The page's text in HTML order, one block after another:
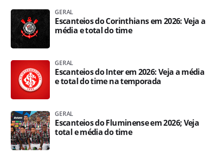
GERAL
Escanteios do Corinthians em 2026: Veja a
média e total do time
GERAL
Escanteios do Inter em 2026: Veja a média
e total do time na temporada
GERAL
Escanteios do Fluminense em 2026; Veja
total e média do time